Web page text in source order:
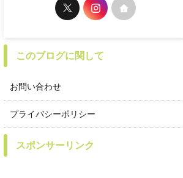
このブログに関して
お問い合わせ
プライバシーポリシー
スポンサーリンク